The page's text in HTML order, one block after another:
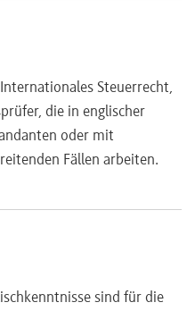
Steuerrecht,
die in englischer
oder mit
Fällen arbeiten.
sind für die